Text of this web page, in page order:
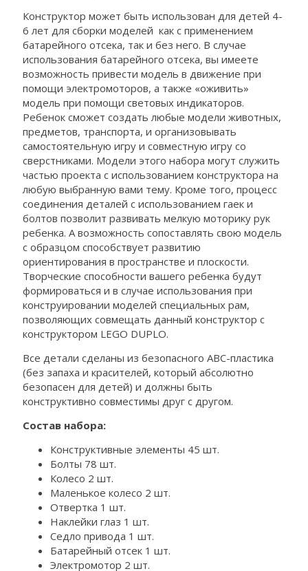
Конструктор может быть использован для детей 4-
6 лет для сборки моделей как с применением
батарейного отсека, так и без него. В случае
использования батарейного отсека, вы имеете
возможность привести модель в движение при
помощи электромоторов, а также «оживить»
модель при помощи световых индикаторов.
Ребенок сможет создать любые модели животных,
предметов, транспорта, и организовывать
самостоятельную игру и совместную игру со
сверстниками. Модели этого набора могут служить
частью проекта с использованием конструктора на
любую выбранную вами тему. Кроме того, процесс
соединения деталей с использованием гаек и
болтов позволит развивать мелкую моторику рук
ребенка. А возможность сопоставлять свою модель
с образцом способствует развитию
ориентирования в пространстве и плоскости.
Творческие способности вашего ребенка будут
формироваться и в случае использования при
конструировании моделей специальных рам,
позволяющих совмещать данный конструктор с
конструктором LEGO DUPLO.
Все детали сделаны из безопасного ABC-пластика
(без запаха и красителей, который абсолютно
безопасен для детей) и должны быть
конструктивно совместимы друг с другом.
Состав набора:
Конструктивные элементы 45 шт.
Болты 78 шт.
Колесо 2 шт.
Маленькое колесо 2 шт.
Отвертка 1 шт.
Наклейки глаз 1 шт.
Седло привода 1 шт.
Батарейный отсек 1 шт.
Электромотор 2 шт.